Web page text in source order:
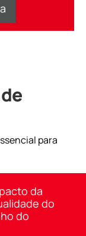
para
da
do
do